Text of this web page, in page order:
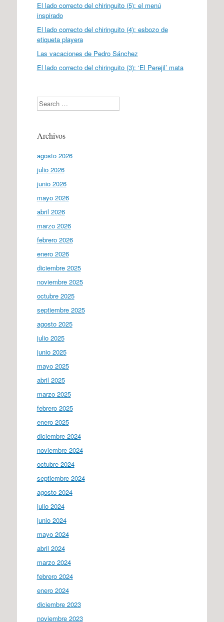
El lado correcto del chiringuito (5): el menú
inspirado
El lado correcto del chiringuito (4): esbozo de
etiqueta playera
Las vacaciones de Pedro Sánchez
El lado correcto del chiringuito (3): ‘El Perejil’ mata
Search
Archivos
agosto 2026
julio 2026
junio 2026
mayo 2026
abril 2026
marzo 2026
febrero 2026
enero 2026
diciembre 2025
noviembre 2025
octubre 2025
septiembre 2025
agosto 2025
julio 2025
junio 2025
mayo 2025
abril 2025
marzo 2025
febrero 2025
enero 2025
diciembre 2024
noviembre 2024
octubre 2024
septiembre 2024
agosto 2024
julio 2024
junio 2024
mayo 2024
abril 2024
marzo 2024
febrero 2024
enero 2024
diciembre 2023
noviembre 2023